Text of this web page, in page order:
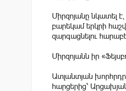
Միրզոյանը նկատել
բարեկամ երկրի
զարգացնելու
Միրզոյանն իր
Ատլանտյան
հարցերից՝